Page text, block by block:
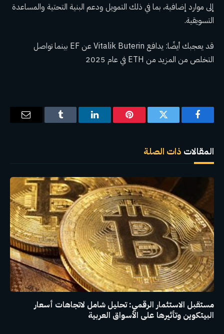
إلى موارد إضافية، بما في ذلك التمويل ودعم البنية التحتية والمساعدة
التسويقية.
قد يعجبك أيضًا:
يدافع Vitalik Buterin عن EF بينما تواصل
التخلص من المزيد من ETH في عام 2025
فيسبوك تويتر بينتيريستلينكدإن Tumblr
البريد
المقالات ذات الصلة
مستقبل الاستثمار الرقمي: تحليل شامل لاتجاهات أسعار
البيتكوين وتأثيرها على الأسواق العربية